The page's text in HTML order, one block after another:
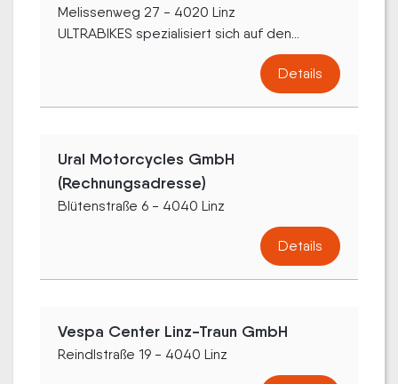
Melissenweg 27 - 4020 Linz
ULTRABIKES spezialisiert sich auf den...
Details
Ural Motorcycles GmbH
(Rechnungsadresse)
Blütenstraße 6 - 4040 Linz
Details
Vespa Center Linz-Traun GmbH
Reindlstraße 19 - 4040 Linz